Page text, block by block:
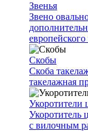
Звенья
Звено
европейского
Скобы
Скоба
такелажная
Укоротители
Укоротитель
с вилочным